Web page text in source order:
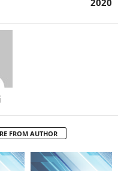
2020
FROM AUTHOR